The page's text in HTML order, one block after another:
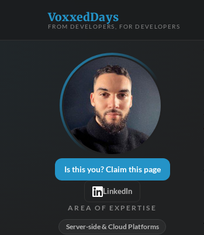
VoxxedDays
FROM DEVELOPERS, FOR DEVELOPERS
Is this you? Claim this page
LinkedIn
AREA OF EXPERTISE
Server-side & Cloud Platforms